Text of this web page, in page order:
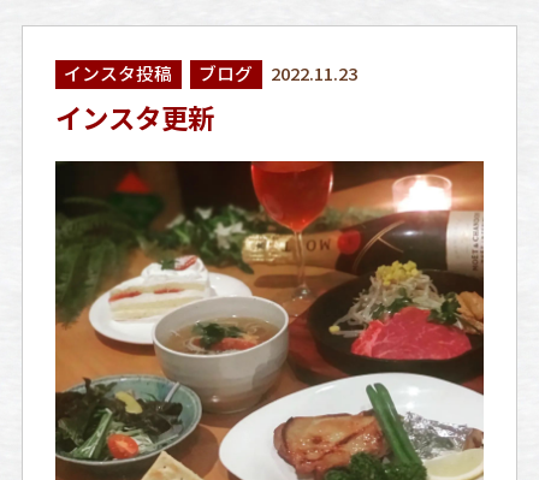
インスタ投稿 ブログ 2022.11.23
インスタ更新